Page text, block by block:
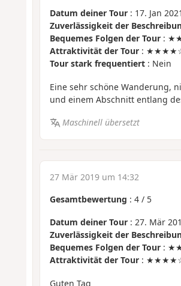
Datum deiner Tour: 17. Jan 2021
Zuverlässigkeit der
Bequemes Folgen der Tour:
Attraktivität der Tour:
Tour stark frequentiert: Nein
Eine sehr schöne Wanderung,
und einem Abschnitt entlang
Maschinell übersetzt
27 Mär 2019 um 14:32
Gesamtbewertung : 4/ 5
Datum deiner Tour: 27. Mär
Zuverlässigkeit der
Bequemes Folgen der Tour:
Attraktivität der Tour:
Guten Tag